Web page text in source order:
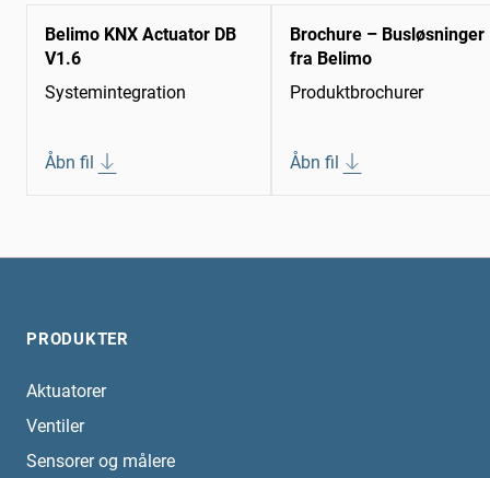
Belimo KNX Actuator DB
V1.6
Systemintegration
Åbn fil
Brochure – Busløsninger
fra Belimo
Produktbrochurer
Åbn fil
PRODUKTER
Aktuatorer
Ventiler
Sensorer og målere